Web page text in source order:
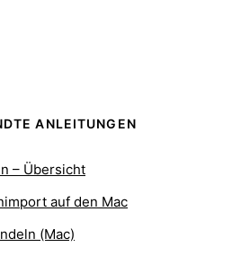
ANLEITUNGEN
– Übersicht
auf den Mac
(Mac)